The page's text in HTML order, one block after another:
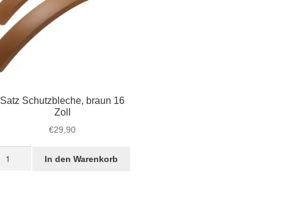
Satz Schutzbleche, braun 16
Zoll
€29,90
In den Warenkorb